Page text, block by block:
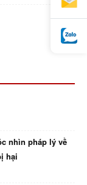
nhìn pháp lý về
hại